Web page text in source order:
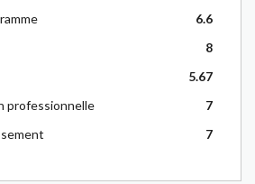
6.6
8
5.67
professionnelle
7
7